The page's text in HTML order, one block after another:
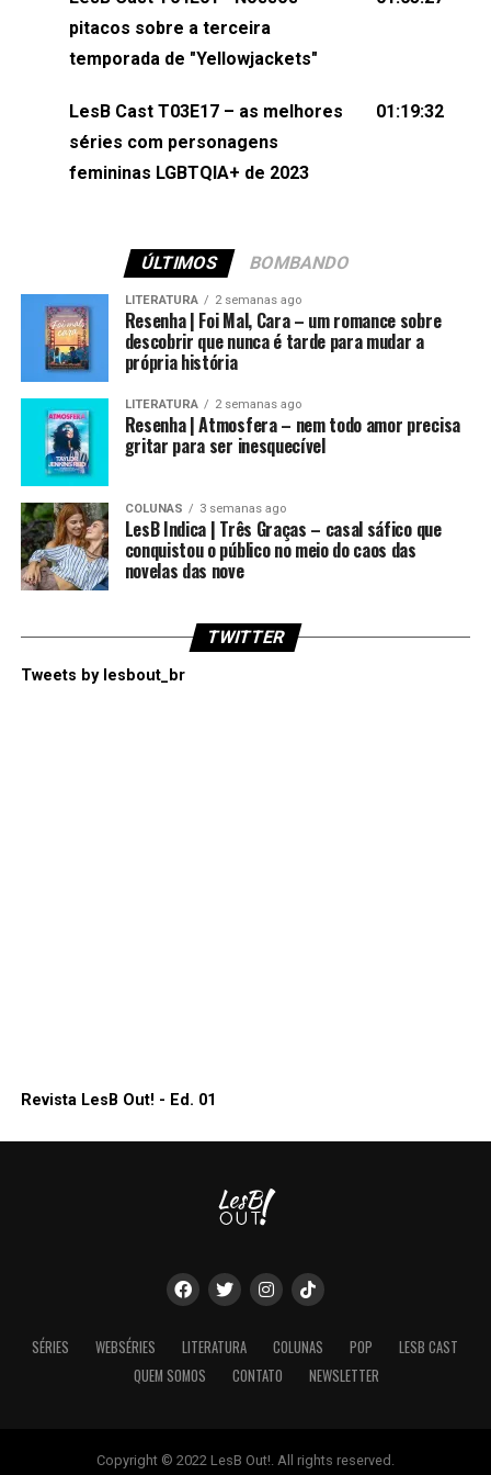
(⁠⁠⁠⁠@brunarfentanes⁠⁠⁠⁠) e Pollyelly FlorêncioEdição de
Naiady Machado
pitacos sobre a terceira
temporada de "Yellowjackets"
LesB Cast T03E17 – as melhores
séries com personagens
femininas LGBTQIA+ de 2023
01:19:32
ÚLTIMOS BOMBANDO
LITERATURA 2 semanas ago
Resenha | Foi Mal, Cara – um romance sobre
descobrir que nunca é tarde para mudar a
própria história
LITERATURA 2 semanas ago
Resenha | Atmosfera – nem todo amor precisa
gritar para ser inesquecível
COLUNAS 3 semanas ago
LesB Indica | Três Graças – casal sáfico que
conquistou o público no meio do caos das
novelas das nove
TWITTER
Tweets by lesbout_br
Revista LesB Out! - Ed. 01
SÉRIES WEBSÉRIES LITERATURA COLUNAS POP
LESB CAST
QUEM SOMOS
CONTATO NEWSLETTER
Copyright © 2022 LesB Out!. All rights reserved.